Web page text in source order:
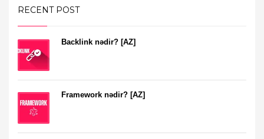
RECENT POST
Backlink nədir? [AZ]
Framework nədir? [AZ]